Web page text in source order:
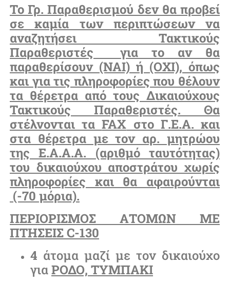
Το Γρ. Παραθερισμού δεν θα προβεί
σε καμία των περιπτώσεων να
αναζητήσει Τακτικούς
Παραθεριστές για το αν θα
παραθερίσουν (ΝΑΙ) ή (ΟΧΙ), όπως
και για τις πληροφορίες που θέλουν
τα θέρετρα από τους Δικαιούχους
Τακτικούς Παραθεριστές. Θα
στέλνονται ταFAX στο Γ.Ε.Α. και
στα θέρετρα με τον αρ. μητρώου
της Ε.Α.Α.Α. (αριθμό ταυτότητας)
του δικαιούχου αποστράτου χωρίς
πληροφορίες και θα αφαιρούνται
(-70 μόρια).
ΠΕΡΙΟΡΙΣΜΟΣ ΑΤΟΜΩΝ ΜΕ
ΠΤΗΣΕΙΣC-130
4 άτομα μαζί με τον δικαιούχο
γιαΡΟΔΟ, ΤΥΜΠΑΚΙ